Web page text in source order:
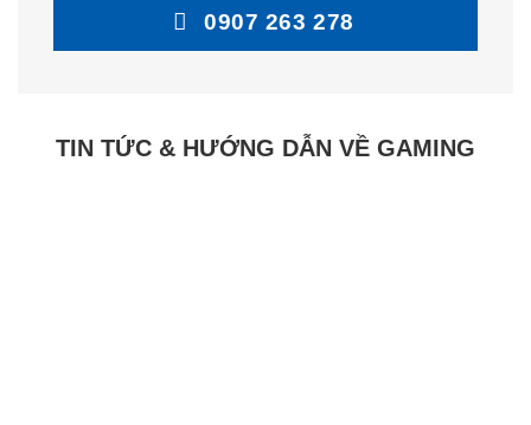
0907 263 278
TIN TỨC & HƯỚNG DẪN VỀ GAMING